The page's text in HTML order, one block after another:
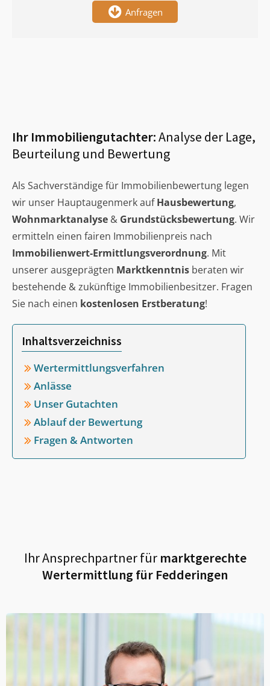
Anfragen
Ihr Immobiliengutachter:Analyse der Lage,
Beurteilung und Bewertung
Als Sachverständige für Immobilienbewertung legen
wir unser Hauptaugenmerk aufHausbewertung,
Wohnmarktanalyse & Grundstücksbewertung. Wir
ermitteln einen fairen Immobilienpreis nach
Immobilienwert-Ermittlungsverordnung. Mit
unserer ausgeprägten Marktkenntnis beraten wir
bestehende & zukünftige Immobilienbesitzer. Fragen
Sie nach einen kostenlosen Erstberatung!
Inhaltsverzeichniss
Wertermittlungsverfahren
Anlässe
Unser Gutachten
Ablauf der Bewertung
Fragen & Antworten
Ihr Ansprechpartner fürmarktgerechte
Wertermittlung für Fedderingen